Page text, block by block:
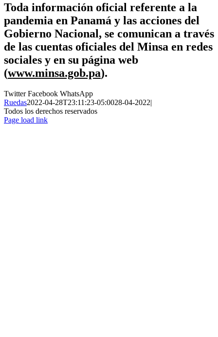
Toda información oficial referente a la
pandemia en Panamá y las acciones del
Gobierno Nacional, se comunican a través
de las cuentas oficiales del Minsa en redes
sociales y en su página web
(www.minsa.gob.pa).
TwitterFacebook WhatsApp
Ruedas2022-04-28T23:11:23-05:0028-04-2022|
Todos los derechos reservados
Page load link